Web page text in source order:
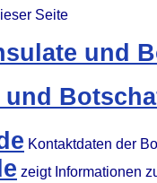
Seite
und
Kontaktdaten der
zeigt Informationen